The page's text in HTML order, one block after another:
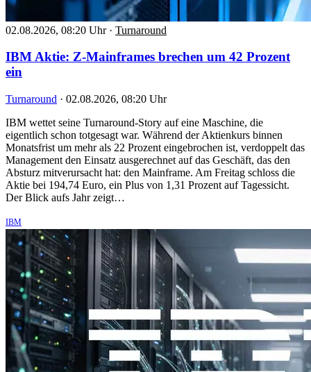
02.08.2026, 08:20 Uhr · Turnaround
IBM Aktie: Z-Mainframes brechen um 42 Prozent
ein
Turnaround · 02.08.2026, 08:20 Uhr
IBM wettet seine Turnaround-Story auf eine Maschine, die
eigentlich schon totgesagt war. Während der Aktienkurs binnen
Monatsfrist um mehr als 22 Prozent eingebrochen ist, verdoppelt das
Management den Einsatz ausgerechnet auf das Geschäft, das den
Absturz mitverursacht hat: den Mainframe. Am Freitag schloss die
Aktie bei 194,74 Euro, ein Plus von 1,31 Prozent auf Tagessicht.
Der Blick aufs Jahr zeigt…
IBM